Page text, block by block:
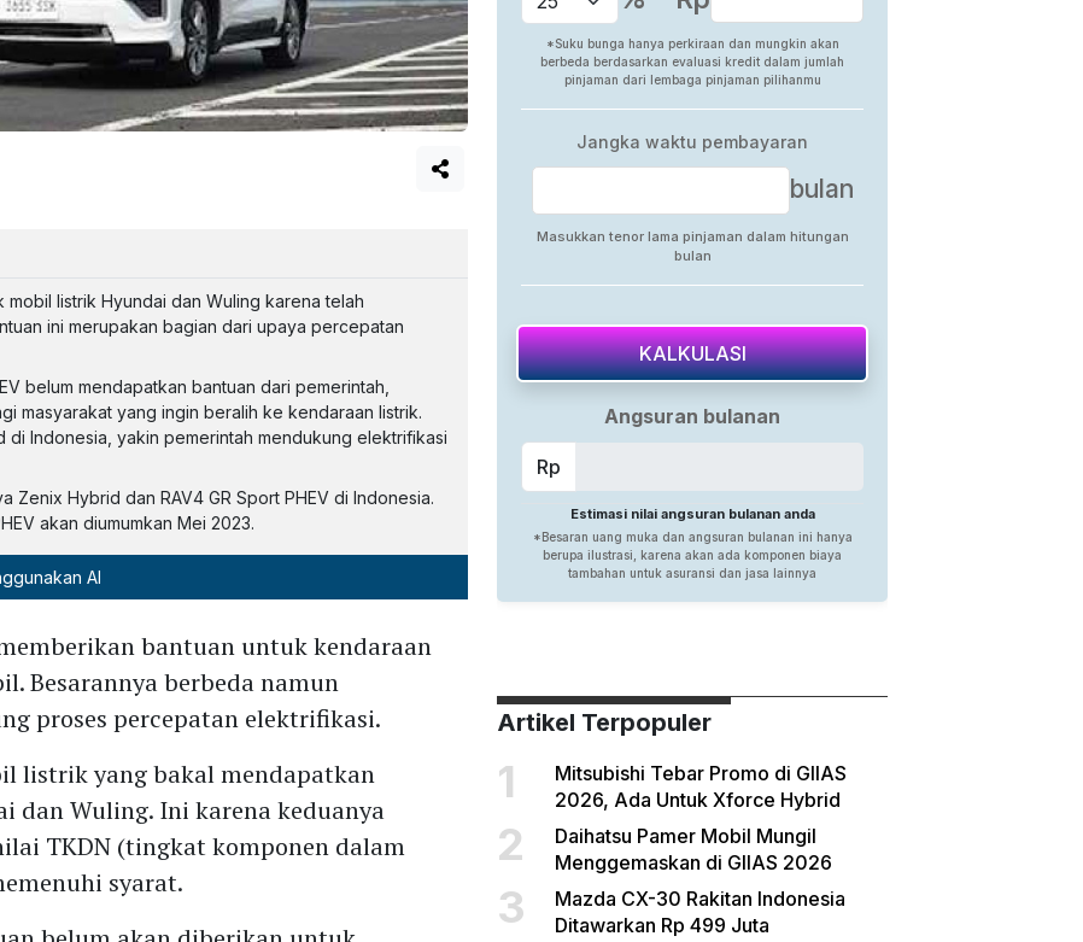
listrik Hyundai dan Wuling karena telah
ini merupakan bagian dari upaya percepatan
belum mendapatkan bantuan dari pemerintah,
masyarakat yang ingin beralih ke kendaraan listrik.
di Indonesia, yakin pemerintah mendukung elektrifikasi
Zenix Hybrid dan RAV4 GR Sport PHEV di Indonesia.
akan diumumkan Mei 2023.
AI
bantuan untuk kendaraan
Besarannya berbeda namun
proses percepatan elektrifikasi.
listrik yang bakal mendapatkan
dan Wuling. Ini karena keduanya
TKDN (tingkat komponen dalam
syarat.
Artikel Terpopuler
1
Mitsubishi Tebar Promo di GIIAS
2026, Ada Untuk Xforce Hybrid
2
Daihatsu Pamer Mobil Mungil
Menggemaskan di GIIAS 2026
3
Mazda CX-30 Rakitan Indonesia
Ditawarkan Rp 499 Juta